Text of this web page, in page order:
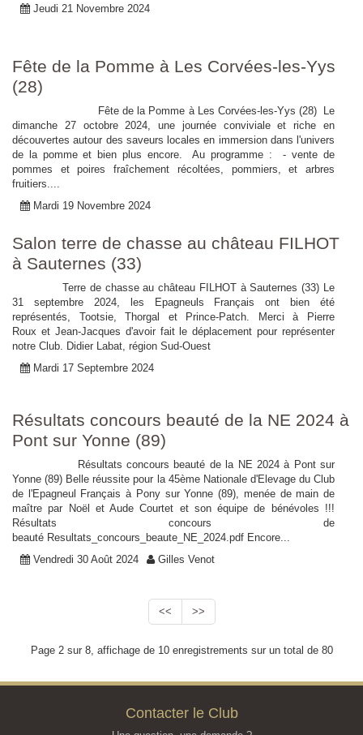
Jeudi 21 Novembre 2024
Fête de la Pomme à Les Corvées-les-Yys
(28)
Fête de la Pomme à Les Corvées-les-Yys (28) Le
dimanche 27 octobre 2024, une journée conviviale et riche en
découvertes autour des saveurs locales en immersion dans l'univers
de la pomme et bien plus encore. Au programme : - vente de
pommes et poires fraîchement récoltées, pommiers, et arbres
fruitiers....
Mardi 19 Novembre 2024
Salon terre de chasse au château FILHOT
à Sauternes (33)
Terre de chasse au château FILHOT à Sauternes (33) Le
31 septembre 2024, les Epagneuls Français ont bien été
représentés, Tootsie, Thorgal et Prince-Patch. Merci à Pierre
Roux et Jean-Jacques d'avoir fait le déplacement pour représenter
notre Club. Didier Labat, région Sud-Ouest
Mardi 17 Septembre 2024
Résultats concours beauté de la NE 2024 à
Pont sur Yonne (89)
Résultats concours beauté de la NE 2024 à Pont sur
Yonne (89) Belle réussite pour la 45ème Nationale d'Elevage du Club
de l'Epagneul Français à Pony sur Yonne (89), menée de main de
maître par Noël et Aude Courtet et son équipe de bénévoles !!!
Résultats concours de
beauté Resultats_concours_beaute_NE_2024.pdf Encore...
Vendredi 30 Août 2024
Gilles Venot
<< >>
Page 2 sur 8, affichage de 10 enregistrements sur un total de 80
Contacter le Club